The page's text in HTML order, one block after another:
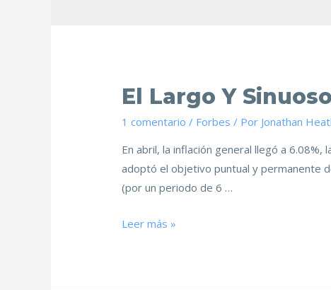
El Largo Y
1 comentario / Forbes / Por Jonathan
En abril, la inflación general llegó a
adoptó el objetivo puntual y permanente
(por un periodo de 6 …
Leer más »